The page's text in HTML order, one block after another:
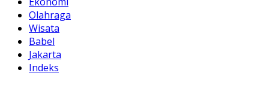
Olahraga
Wisata
Babel
Jakarta
Indeks